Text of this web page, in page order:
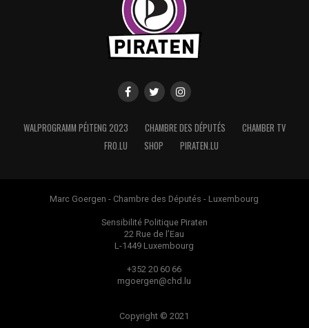
WALPROGRAMM PÉITENG 2023 CHAMBRE DES DÉPUTÉS
CHAMBER TV
FRO.LU
SHOP PIRATEN.LU
Marc Goergen - Chambre des Députés - Luxembourg
Sensibilité Politique Piraten
22 Rue de l’Eau
L-1449 Luxembourg
+352 20 60 66
mgoergen@chd.lu
Copyright © 2021